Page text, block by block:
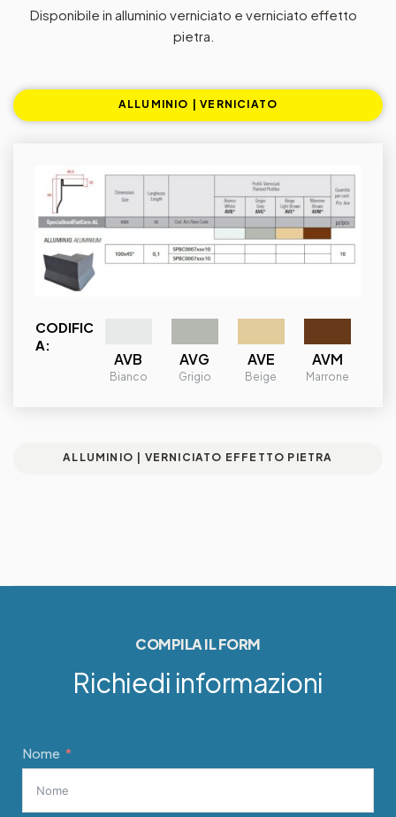
Disponibile in alluminio verniciato e verniciato effetto
pietra.
ALLUMINIO | VERNICIATO
ALLUMINIO | VERNICIATO EFFETTO PIETRA
CODIFIC
A:
AVB
Bianco
AVG
Grigio
AVE
Beige
AVM
Marrone
Richiedi informazioni
COMPILA IL FORM
Nome